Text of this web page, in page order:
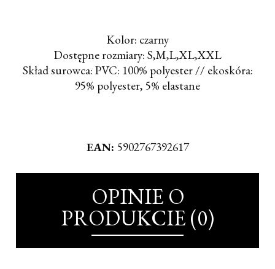
Kolor: czarny
Dostępne rozmiary: S,M,L,XL,XXL
Skład surowca: PVC: 100% polyester // ekoskóra:
95% polyester, 5% elastane
EAN: 5902767392617
OPINIE O
PRODUKCIE (0)